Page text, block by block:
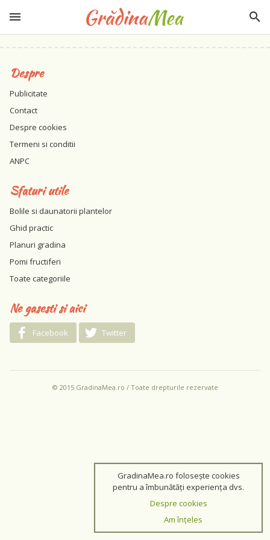
Despre
Publicitate
Contact
Despre cookies
Termeni si conditii
ANPC
Sfaturi utile
Bolile si daunatorii plantelor
Ghid practic
Planuri gradina
Pomi fructiferi
Toate categoriile
Ne gasesti si aici
Facebook Twitter
© 2015 GradinaMea.ro / Toate drepturile rezervate
GradinaMea.ro folosește cookies
pentru a îmbunătăți experiența dvs.
Despre cookies
Am înțeles